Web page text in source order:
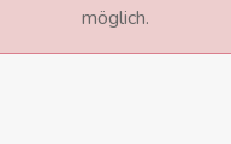
möglich.